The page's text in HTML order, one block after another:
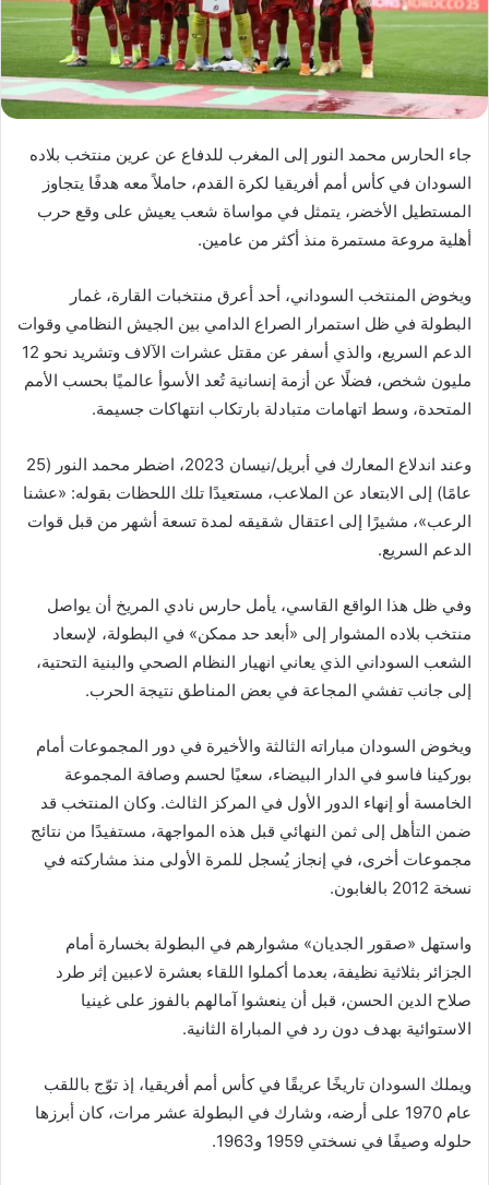
جاء الحارس محمد النور إلى المغرب للدفاع عن عرين منتخب بلاده
السودان في كأس أمم أفريقيا لكرة القدم، حاملاً معه هدفًا يتجاوز
المستطيل الأخضر، يتمثل في مواساة شعب يعيش على وقع حرب
أهلية مروعة مستمرة منذ أكثر من عامين.
ويخوض المنتخب السوداني، أحد أعرق منتخبات القارة، غمار
البطولة في ظل استمرار الصراع الدامي بين الجيش النظامي وقوات
الدعم السريع، والذي أسفر عن مقتل عشرات الآلاف وتشريد نحو 12
مليون شخص، فضلًا عن أزمة إنسانية تُعد الأسوأ عالميًا بحسب الأمم
المتحدة، وسط اتهامات متبادلة بارتكاب انتهاكات جسيمة.
وعند اندلاع المعارك في أبريل/نيسان 2023، اضطر محمد النور (25
عامًا) إلى الابتعاد عن الملاعب، مستعيدًا تلك اللحظات بقوله: «عشنا
الرعب»، مشيرًا إلى اعتقال شقيقه لمدة تسعة أشهر من قبل قوات
الدعم السريع.
وفي ظل هذا الواقع القاسي، يأمل حارس نادي المريخ أن يواصل
منتخب بلاده المشوار إلى «أبعد حد ممكن» في البطولة، لإسعاد
الشعب السوداني الذي يعاني انهيار النظام الصحي والبنية التحتية،
إلى جانب تفشي المجاعة في بعض المناطق نتيجة الحرب.
ويخوض السودان مباراته الثالثة والأخيرة في دور المجموعات أمام
بوركينا فاسو في الدار البيضاء، سعيًا لحسم وصافة المجموعة
الخامسة أو إنهاء الدور الأول في المركز الثالث. وكان المنتخب قد
ضمن التأهل إلى ثمن النهائي قبل هذه المواجهة، مستفيدًا من نتائج
مجموعات أخرى، في إنجاز يُسجل للمرة الأولى منذ مشاركته في
نسخة 2012 بالغابون.
واستهل «صقور الجديان» مشوارهم في البطولة بخسارة أمام
الجزائر بثلاثية نظيفة، بعدما أكملوا اللقاء بعشرة لاعبين إثر طرد
صلاح الدين الحسن، قبل أن ينعشوا آمالهم بالفوز على غينيا
الاستوائية بهدف دون رد في المباراة الثانية.
ويملك السودان تاريخًا عريقًا في كأس أمم أفريقيا، إذ توّج باللقب
عام 1970 على أرضه، وشارك في البطولة عشر مرات، كان أبرزها
حلوله وصيفًا في نسختي 1959 و1963.